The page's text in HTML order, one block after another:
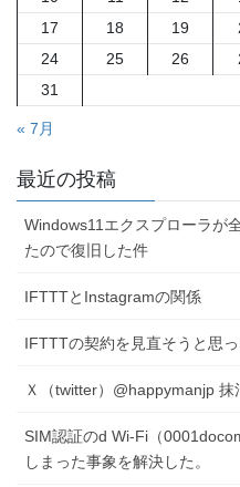
り
17
18 19
24
25 26
31
« 7月
最近の投稿
Windows11エクスプローラが
たので復旧した件
IFTTTとInstagramの関係
IFTTTの契約を見直そうと思
Ｘ（twitter）@happymanjp 抹
SIM認証のd Wi-Fi（
しまった事象を解決した。